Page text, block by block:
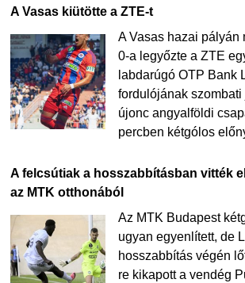
A Vasas kiütötte a ZTE-t
A Vasas hazai pályán
0-a legyőzte a ZTE
labdarúgó OTP Bank
fordulójának
újonc angyalföldi
percben kétgólos
A felcsútiak a hosszabbításban vitték
az MTK otthonából
Az MTK Budapest
ugyan egyenlített, de
hosszabbítás végén
re kikapott a vendég